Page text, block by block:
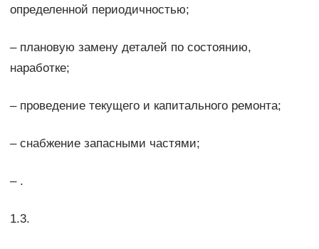
определенной периодичностью;
– плановую замену деталей по состоянию,
наработке;
– проведение текущего и капитального ремонта;
– снабжение запасными частями;
– .
1.3.